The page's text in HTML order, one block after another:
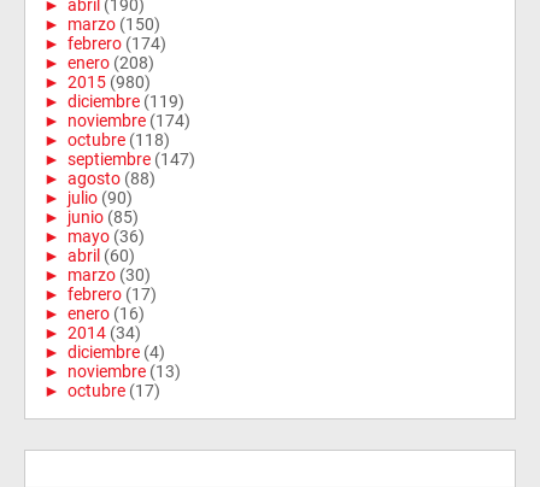
► abril (190)
► marzo (150)
► febrero (174)
► enero (208)
► 2015 (980)
► diciembre (119)
► noviembre (174)
► octubre (118)
► septiembre (147)
► agosto (88)
► julio (90)
► junio (85)
► mayo (36)
► abril (60)
► marzo (30)
► febrero (17)
► enero (16)
► 2014 (34)
► diciembre (4)
► noviembre (13)
► octubre (17)